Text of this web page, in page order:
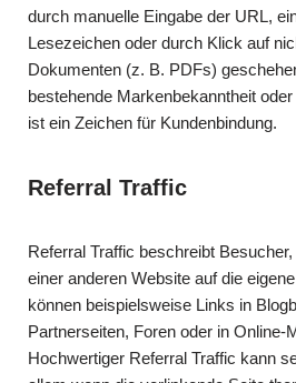
durch manuelle Eingabe der URL,
Lesezeichen oder durch Klick auf
Dokumenten (z. B. PDFs)
bestehende Markenbekanntheit
ist ein Zeichen für Kundenbindung.
Referral Traffic
Referral Traffic beschreibt
einer anderen Website auf die
können beispielsweise Links in
Partnerseiten, Foren oder in Online-
Hochwertiger Referral Traffic kann